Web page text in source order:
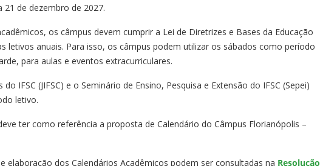
de dezembro de 2027.
os câmpus devem cumprir a Lei de Diretrizes e Bases da Educação
letivos anuais. Para isso, os câmpus podem utilizar os sábados como período
para aulas e eventos extracurriculares.
IFSC (JIFSC) e o Seminário de Ensino, Pesquisa e Extensão do IFSC (Sepei)
letivo.
ter como referência a proposta de Calendário do Câmpus Florianópolis –
elaboração dos Calendários Acadêmicos podem ser consultadas na Resolução